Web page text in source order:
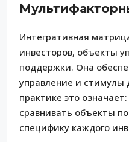
Интегративная
инвесторов, объекты
поддержки. Она
управление и стимулы
практике это
сравнивать объекты
специфику каждого